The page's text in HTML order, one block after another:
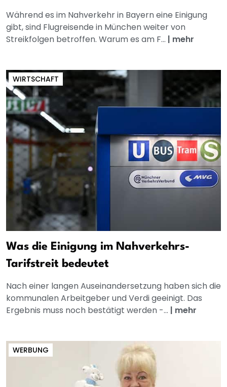
Während es im Nahverkehr in Bayern eine Einigung
gibt, sind Flugreisende in München weiter von
Streikfolgen betroffen. Warum es am F... | mehr
WIRTSCHAFT
Was die Einigung im Nahverkehrs-
Tarifstreit bedeutet
Nach einer langen Auseinandersetzung haben sich die
kommunalen Arbeitgeber und Verdi geeinigt. Das
Ergebnis muss noch bestätigt werden -... | mehr
WERBUNG